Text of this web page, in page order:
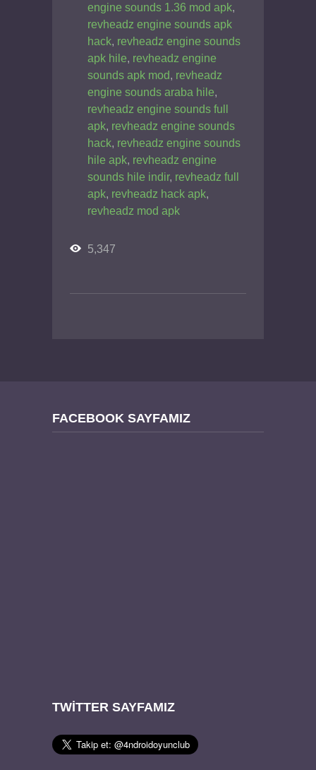
engine sounds 1.36 mod apk,
revheadz engine sounds apk
hack, revheadz engine sounds
apk hile, revheadz engine
sounds apk mod, revheadz
engine sounds araba hile,
revheadz engine sounds full
apk, revheadz engine sounds
hack, revheadz engine sounds
hile apk, revheadz engine
sounds hile indir, revheadz full
apk, revheadz hack apk,
revheadz mod apk
5,347
FACEBOOK SAYFAMIZ
TWITTER SAYFAMIZ